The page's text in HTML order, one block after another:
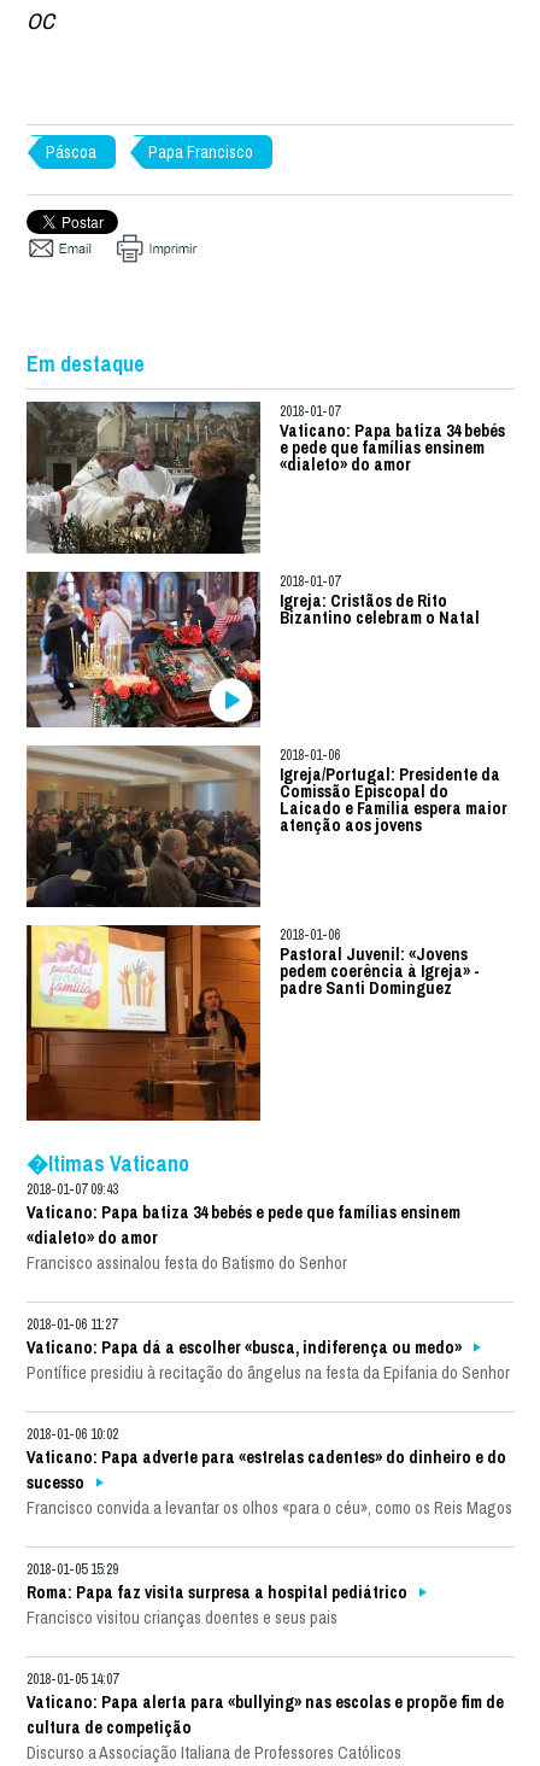
OC
Páscoa Papa Francisco
Em destaque
2018-01-07
Vaticano: Papa batiza 34 bebés
e pede que famílias ensinem
«dialeto» do amor
2018-01-07
Igreja: Cristãos de Rito
Bizantino celebram o Natal
2018-01-06
Igreja/Portugal: Presidente da
Comissão Episcopal do
Laicado e Família espera maior
atenção aos jovens
2018-01-06
Pastoral Juvenil: «Jovens
pedem coerência à Igreja» -
padre Santi Dominguez
�ltimas Vaticano
2018-01-07 09:43
Vaticano: Papa batiza 34 bebés e pede que famílias ensinem
«dialeto» do amor
Francisco assinalou festa do Batismo do Senhor
2018-01-06 11:27
Vaticano: Papa dá a escolher «busca, indiferença ou medo»
Pontífice presidiu à recitação do ângelus na festa da Epifania do Senhor
2018-01-06 10:02
Vaticano: Papa adverte para «estrelas cadentes» do dinheiro e do
sucesso
Francisco convida a levantar os olhos «para o céu», como os Reis Magos
2018-01-05 15:29
Roma: Papa faz visita surpresa a hospital pediátrico
Francisco visitou crianças doentes e seus pais
2018-01-05 14:07
Vaticano: Papa alerta para «bullying» nas escolas e propõe fim de
cultura de competição
Discurso a Associação Italiana de Professores Católicos